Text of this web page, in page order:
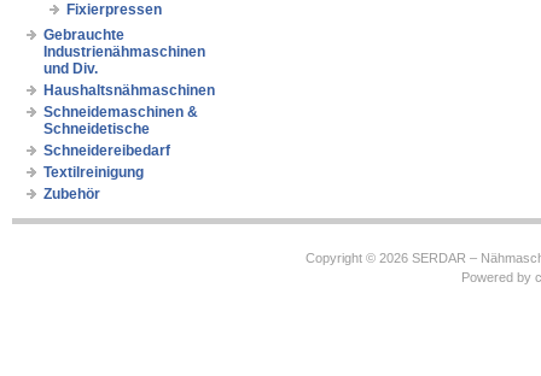
Fixierpressen
Gebrauchte
Industrienähmaschinen
und Div.
Haushaltsnähmaschinen
Schneidemaschinen &
Schneidetische
Schneidereibedarf
Textilreinigung
Zubehör
Copyright © 2026 SERDAR –
Powered by